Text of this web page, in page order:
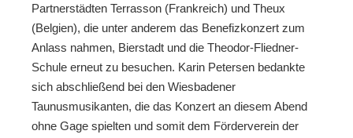
Partnerstädten Terrasson (Frankreich) und Theux
(Belgien), die unter anderem das Benefizkonzert zum
Anlass nahmen, Bierstadt und die Theodor-Fliedner-
Schule erneut zu besuchen. Karin Petersen bedankte
sich abschließend bei den Wiesbadener
Taunusmusikanten, die das Konzert an diesem Abend
ohne Gage spielten und somit dem Förderverein der